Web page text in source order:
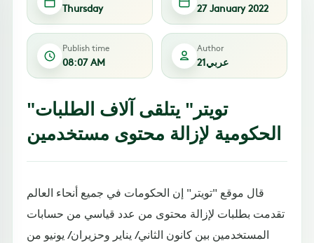
Thursday 27 January 2022
Publish time
08:07 AM
Author
عربي21
"تويتر" يتلقى آلاف الطلبات
الحكومية لإزالة محتوى مستخدمين
قال موقع "تويتر" إن الحكومات في جميع أنحاء العالم
تقدمت بطلبات لإزالة محتوى من عدد قياسي من حسابات
المستخدمين بين كانون الثاني/ يناير وحزيران/ يونيو من